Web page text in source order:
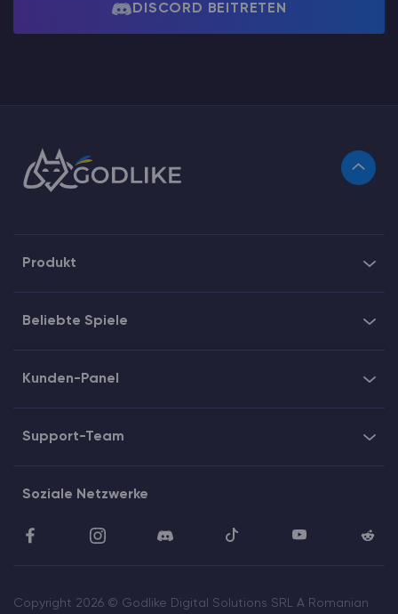
DISCORD BEITRETEN
Produkt
Beliebte Spiele
Kunden-Panel
Support-Team
Soziale Netzwerke
Copyright 2026 © Godlike Digital Solutions SRL A Romanian